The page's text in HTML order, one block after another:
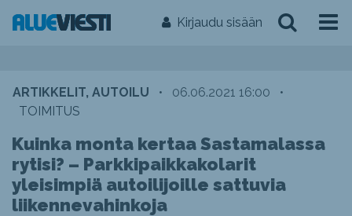
Kirjaudu sisään
ARTIKKELIT, AUTOILU • 06.06.2021 16:00
•
TOIMITUS
Kuinka monta kertaa Sastamalassa
rytisi? – Parkkipaikkakolarit
yleisimpiä autoilijoille sattuvia
liikennevahinkoja